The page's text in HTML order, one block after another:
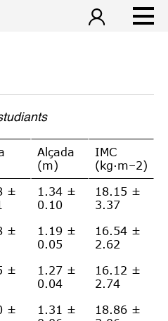
Alçada
(m)
IMC
(kg·m–2)
±
1.34 ±
0.10
18.15 ±
3.37
±
1.19 ±
0.05
16.54 ±
2.62
±
1.27 ±
0.04
16.12 ±
2.74
±
1.31 ±
18.86 ±